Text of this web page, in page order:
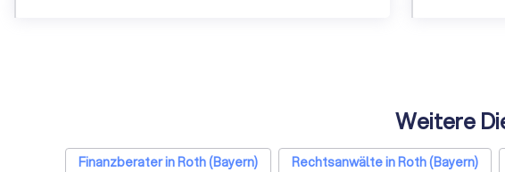
Weitere
Finanzberater in Roth (Bayern) Rechtsanwälte in Roth (Bayern)